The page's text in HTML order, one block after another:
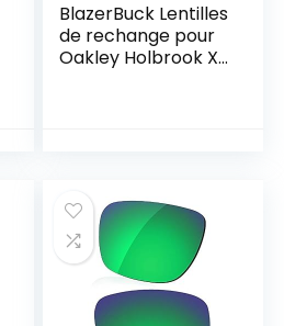
BlazerBuck Lentilles
de rechange pour
Oakley Holbrook XL